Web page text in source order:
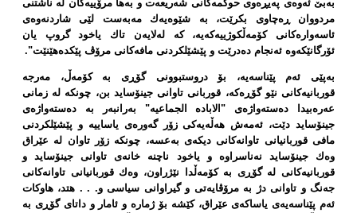
بەبێ ئەوەی پەیڕەوی حوكمەكانی شەریعەت و بەها مرۆییەكان لە ناشتنی
مردووان ڕەچاوی بكرێت، بە شێوەیەك مەبەست لێی شاردنەوەی
ئاسەوارەكانی كۆمەڵكوژییەكەیە، كە لەلایەن تاك یاخود گروپ یان
ئۆرگانێكەوە ئەنجام دەدرێت و پێشێلكردنی مافەكانی مرۆڤ پێكدەهێنێت".
بەپێی ئەم پێناسەیە، بۆ دروستبوونی گۆڕی بە كۆمەڵ، مەرجە
قوربانیەكانی نێو گۆڕەكە، قوربانی تاوانی جینۆساید بن، چونكە لە زمانی
عەرەبیدا دەستەواژەی "الابادە الجماعیە" بەرانبەر بە دەستەواژەی
جینۆساید دێت، ئەمەش هەڵەیەكی زۆر گەورەی یاساییە و پێشێلكردنی
مافی قوربانیانی تاوانەكانی دیكەی بەعسە، چونكە زۆر تاوان لە عێراق
وەك جینۆساید نەناسراوە و یاخود ناچنە خانەی تاوانی جینۆساید و
قوربانیەكانی لە گۆڕی بە كۆمەڵدا نێژراون، وەك قوربانیانی تاوانەكانی
جەنگ و تاوانی دژ بە مرۆڤایەتی و گیراوانی سیاسی و. . . هتد، هاوكات
ئەم پێناسەیەی یاساكەی عێراق، كێشە بۆ ژمارە و ئامار و داتای گۆڕی بە